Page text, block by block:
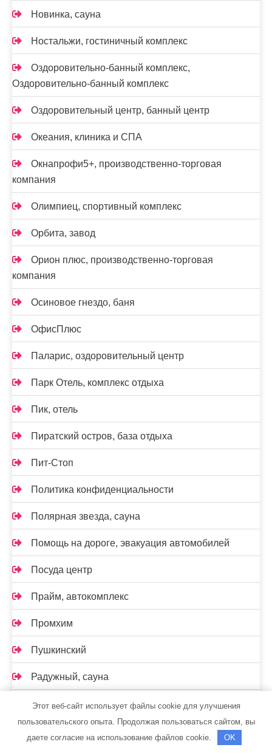
Новинка, сауна
Ностальжи, гостиничный комплекс
Оздоровительно-банный комплекс,
Оздоровительно-банный комплекс
Оздоровительный центр, банный центр
Океания, клиника и СПА
Окнапрофи5+, производственно-торговая
компания
Олимпиец, спортивный комплекс
Орбита, завод
Орион плюс, производственно-торговая
компания
Осиновое гнездо, баня
ОфисПлюс
Паларис, оздоровительный центр
Парк Отель, комплекс отдыха
Пик, отель
Пиратский остров, база отдыха
Пит-Стоп
Политика конфиденциальности
Полярная звезда, сауна
Помощь на дороге, эвакуация автомобилей
Посуда центр
Прайм, автокомплекс
Промхим
Пушкинский
Радужный, сауна
Развал-схождение
Этот веб-сайт использует файлы cookie для улучшения
пользовательского опыта. Продолжая пользоваться сайтом, вы
даете согласие на использование файлов cookie.
OK